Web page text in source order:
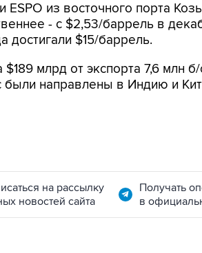
из восточного порта
- с $2,53/баррель в
достигали $15/баррель.
млрд от экспорта 7,6 млн
направлены в Индию и
на рассылку
новостей сайта
Получать
в